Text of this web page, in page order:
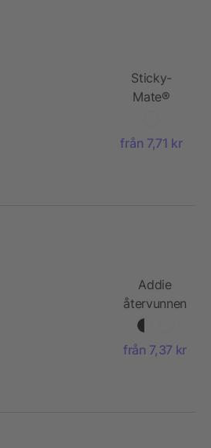
Sticky-
Mate®
återvunnet
från 7,71 kr
Addie
återvunnen
PET
logoband
från 7,37 kr